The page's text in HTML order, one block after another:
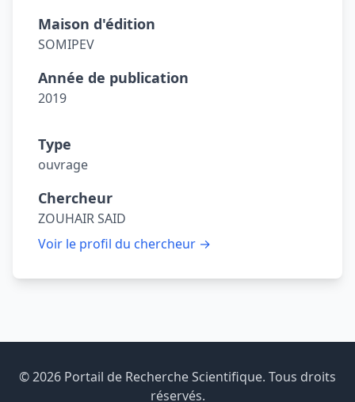
Maison d'édition
SOMIPEV
Année de publication
2019
Type
ouvrage
Chercheur
ZOUHAIR SAID
Voir le profil du chercheur →
© 2026 Portail de Recherche Scientifique. Tous droits
réservés.